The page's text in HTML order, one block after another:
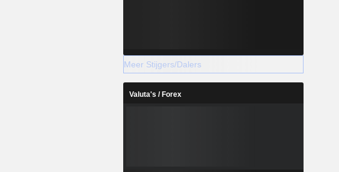
Meer Stijgers/Dalers
Valuta's / Forex